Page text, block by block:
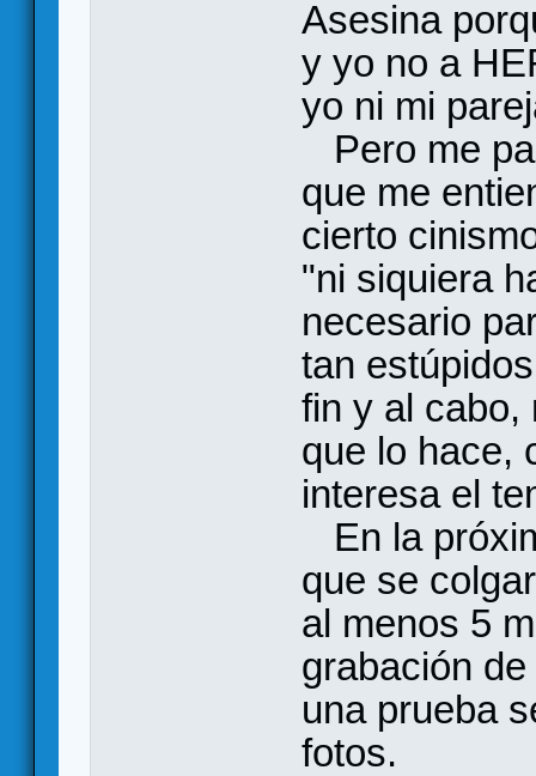
Asesina
y yo no a
yo ni mi
Pero me
que me
cierto
"ni siquiera
necesario
tan
fin y al cabo,
que lo hace,
interesa el
En la
que se
al menos 5
grabación
una prueba
fotos.